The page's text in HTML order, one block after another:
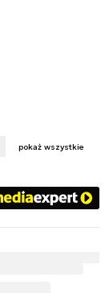
pokaż wszystkie